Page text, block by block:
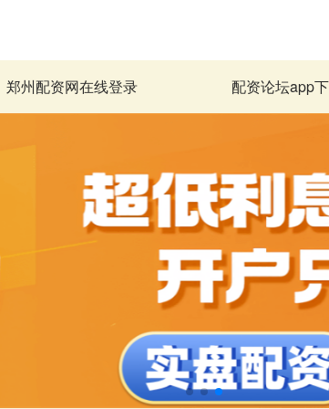
郑州配资网在线登录 配资论坛app